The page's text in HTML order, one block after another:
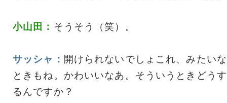
小山田： そうそう（笑）。
サッシャ： 開けられないでしょこれ、みたいな
ときもね。かわいいなあ。そういうときどうす
るんですか？